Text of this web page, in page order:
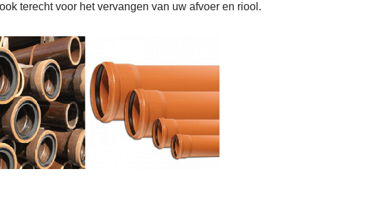
terecht voor het vervangen van uw afvoer en riool.